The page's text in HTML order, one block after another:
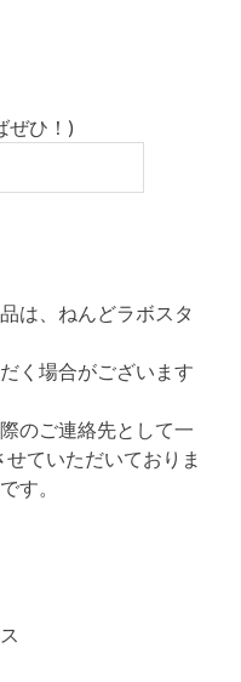
ぜひ！)
は、ねんどラボスタ
く場合がございます
のご連絡先として一
ていただいておりま
す。